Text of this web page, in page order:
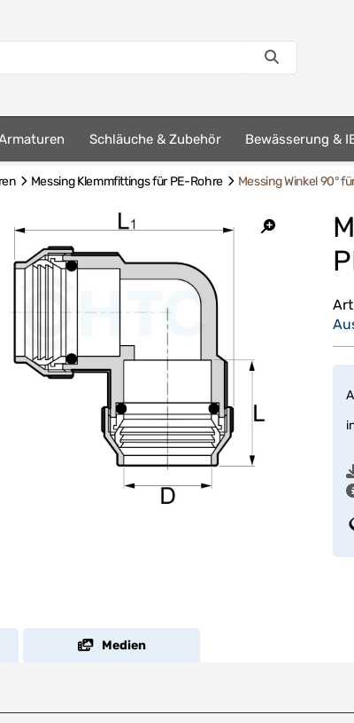
Schläuche & Zubehör Bewässerung &
Messing Klemmfittings für PE-Rohre Messing Winkel 90°
Medien